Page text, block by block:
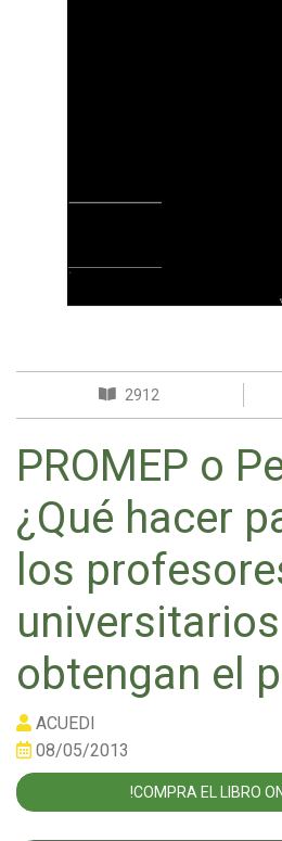
2912
PROMEP o
¿Qué hacer
los
universitarios
obtengan el
ACUEDI
08/05/2013
!COMPRA EL LIBRO